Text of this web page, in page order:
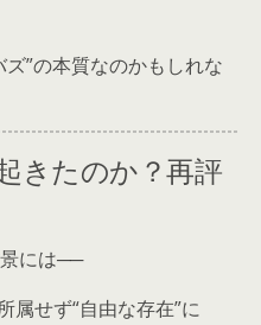
”の本質なのかもしれな
きたのか？再評
には──
属せず“自由な存在”に